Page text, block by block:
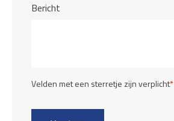
Bericht
Velden met een sterretje zijn verplicht*